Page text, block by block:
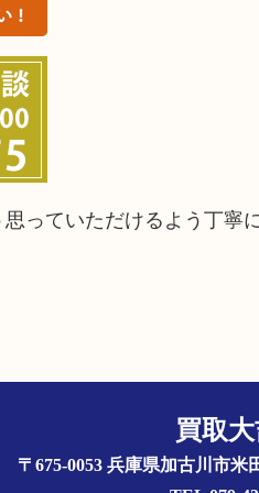
っていただけるよう丁寧
買取
〒675-0053 兵庫県加古川市